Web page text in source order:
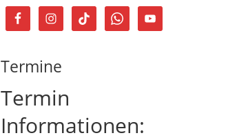
Termine
Termin
Informationen: